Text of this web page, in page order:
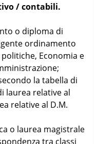
/ contabili.
o diploma di
ordinamento
Economia e
la tabella di
laurea relative al
relative al D.M.
o laurea magistrale
tra classi